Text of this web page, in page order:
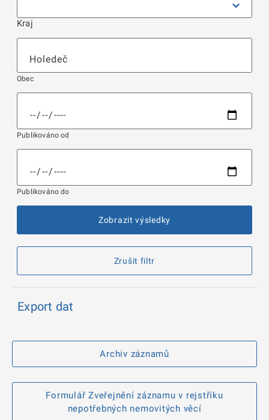
Kraj
Obec
Publikováno od
Publikováno do
Zobrazit výsledky
Zrušit filtr
Export dat
Archiv záznamů
Formulář Zveřejnění záznamu v rejstříku
nepotřebných nemovitých věcí